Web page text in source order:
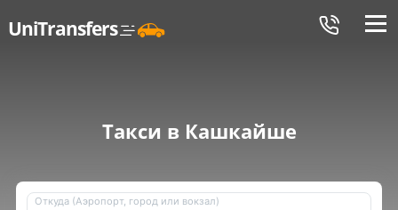
UniTransfers Меню
Такси в Кашкайше
Откуда (Аэропорт, город или вокзал)